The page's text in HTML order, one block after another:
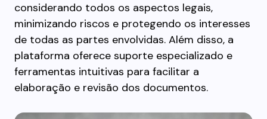
considerando todos os aspectos legais,
minimizando riscos e protegendo os interesses
de todas as partes envolvidas. Além disso, a
plataforma oferece suporte especializado e
ferramentas intuitivas para facilitar a
elaboração e revisão dos documentos.